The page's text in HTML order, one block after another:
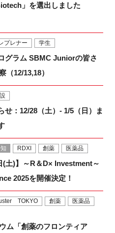
」を選出しました
プレナー 学生
グラム SBMC Juniorの皆さ
（12/13,18）
せ：12/28（土）- 1/5（日）ま
RDXI 創薬 医薬品
(土)】～R＆D× Investment～
2025を開催決定！
TOKYO 創薬
医薬品
ム「創薬のフロンティア